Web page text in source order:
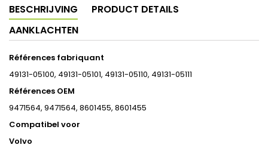
BESCHRIJVING
PRODUCT DETAILS
AANKLACHTEN
Références fabriquant
49131-05100, 49131-05101, 49131-05110, 49131-05111
Références OEM
9471564, 9471564, 8601455, 8601455
Compatibel voor
Volvo